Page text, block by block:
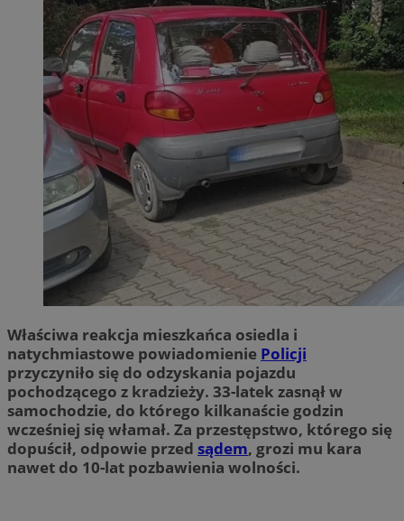
Właściwa reakcja mieszkańca osiedla i
natychmiastowe powiadomienie Policji
przyczyniło się do odzyskania pojazdu
pochodzącego z kradzieży. 33-latek zasnął w
samochodzie, do którego kilkanaście godzin
wcześniej się włamał. Za przestępstwo, którego się
dopuścił, odpowie przed sądem, grozi mu kara
nawet do 10-lat pozbawienia wolności.